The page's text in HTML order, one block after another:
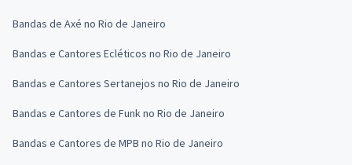
Bandas de Axé no Rio de Janeiro
Bandas e Cantores Ecléticos no Rio de Janeiro
Bandas e Cantores Sertanejos no Rio de Janeiro
Bandas e Cantores de Funk no Rio de Janeiro
Bandas e Cantores de MPB no Rio de Janeiro